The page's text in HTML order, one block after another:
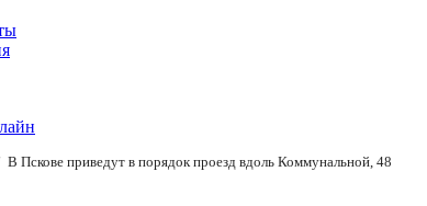
В Пскове приведут в порядок проезд вдоль Коммунальной, 48